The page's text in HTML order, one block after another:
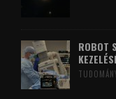
ROBOT